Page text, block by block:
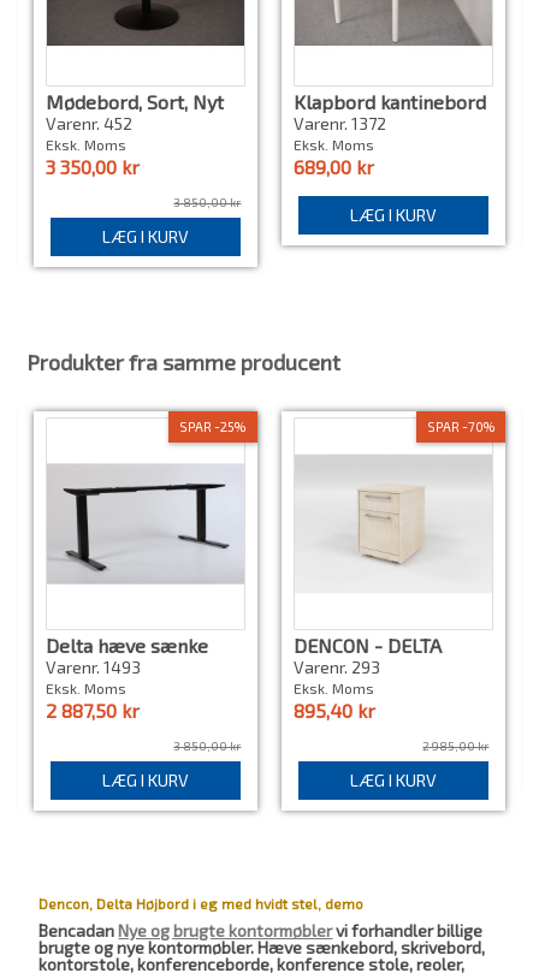
Mødebord, Sort, Nyt
Varenr. 452
Eksk. Moms
3 350,00 kr
3 850,00 kr
LÆG I KURV
Klapbord kantinebord
hvid
Varenr. 1372
Eksk. Moms
689,00 kr
LÆG I KURV
Produkter fra samme producent
SPAR -25%
Delta hæve sænke
stel
Varenr. 1493
Eksk. Moms
2 887,50 kr
3 850,00 kr
LÆG I KURV
SPAR -70%
DENCON - DELTA
KABINET
Varenr. 293
Eksk. Moms
895,40 kr
2 985,00 kr
LÆG I KURV
Dencon, Delta Højbord i eg med hvidt stel, demo
BencadanNye og brugte kontormøblervi forhandler billige
brugte og nye kontormøbler. Hæve sænkebord, skrivebord,
kontorstole, konferenceborde, konference stole, reoler,